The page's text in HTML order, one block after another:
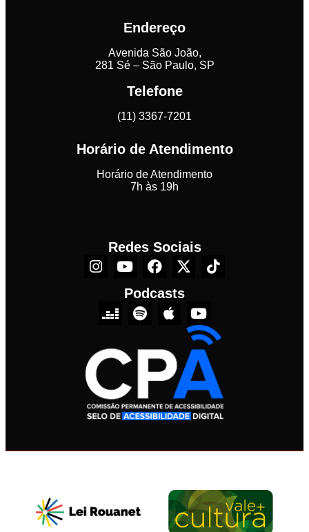
Endereço
Avenida São João,
281 Sé – São Paulo, SP
Telefone
(11) 3367-7201
Horário de Atendimento
Horário de Atendimento
7h às 19h
Redes Sociais
Podcasts